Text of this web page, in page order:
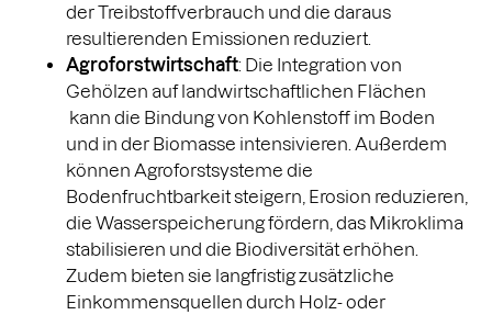
der Treibstoffverbrauch und die daraus
resultierenden Emissionen reduziert.
Agroforstwirtschaft: Die Integration von
Gehölzen auf landwirtschaftlichen Flächen
kann die Bindung von Kohlenstoff im Boden
und in der Biomasse intensivieren. Außerdem
können Agroforstsysteme die
Bodenfruchtbarkeit steigern, Erosion reduzieren,
die Wasserspeicherung fördern, das Mikroklima
stabilisieren und die Biodiversität erhöhen.
Zudem bieten sie langfristig zusätzliche
Einkommensquellen durch Holz- oder